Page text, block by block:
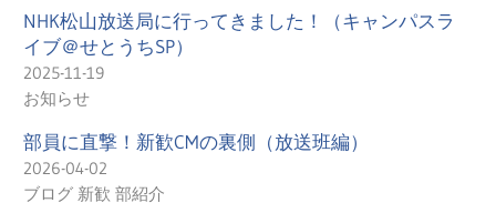
NHK松山放送局に行ってきました！（キャンパスラ
イブ＠せとうちSP）
2025-11-19
お知らせ
部員に直撃！新歓CMの裏側（放送班編）
2026-04-02
ブログ 新歓 部紹介